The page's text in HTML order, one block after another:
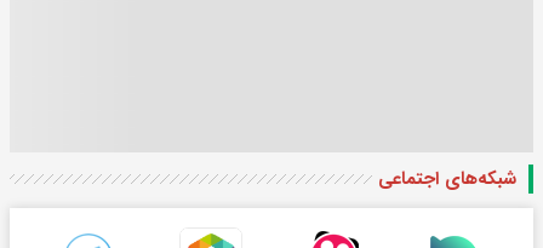
شبکه‌های اجتماعی